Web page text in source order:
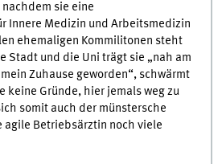
nachdem sie eine
Innere Medizin und Arbeitsmedizin
ehemaligen Kommilitonen steht
Stadt und die Uni trägt sie „nah am
Zuhause geworden“, schwärmt
keine Gründe, hier jemals weg zu
somit auch der münstersche
agile Betriebsärztin noch viele